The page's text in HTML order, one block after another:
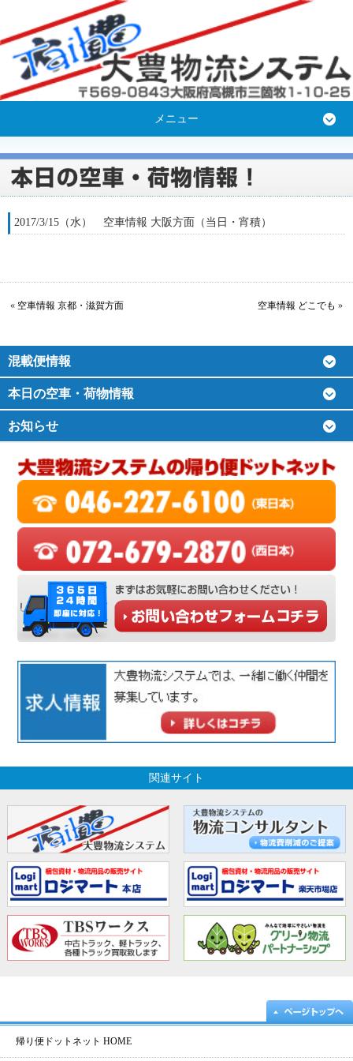
メニュー
2017/3/15（水） 空車情報 大阪方面（当日・宵積）
« 空車情報 京都・滋賀方面 空車情報 どこでも »
混載便情報
本日の空車・荷物情報
お知らせ
関連サイト
帰り便ドットネット HOME